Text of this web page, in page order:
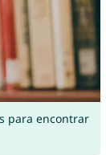
para encontrar